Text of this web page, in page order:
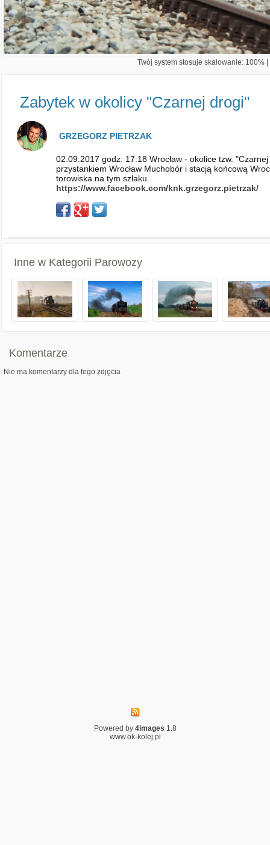
Twój system stosuje skalowanie: 100%
Zabytek w okolicy "Czarnej drogi"
GRZEGORZ PIETRZAK
02.09.2017 godz: 17:18 Wrocław - okolice tzw.
przystankiem Wrocław Muchobór i stacją końcową
torowiska na tym szlaku.
https://www.facebook.com/knk.grzegorz.pietrzak/
Inne w Kategorii Parowozy
Komentarze
Nie ma komentarzy dla tego zdjęcia
Powered by 4images 1.8
www.ok-kolej.pl